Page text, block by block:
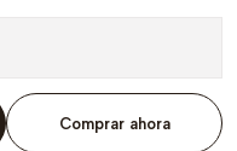
Comprar ahora